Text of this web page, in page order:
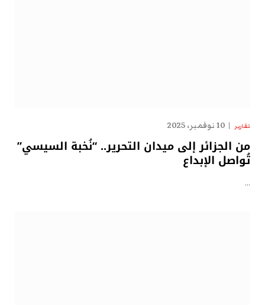
تقارير 10 نوفمبر، 2025
من الجزائر إلى ميدان التحرير.. “نُخبة السيسي”
تُواصل الإبداع
…